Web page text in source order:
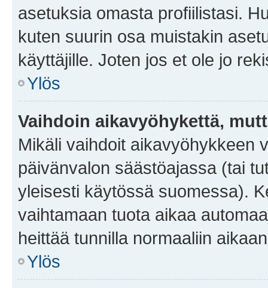
asetuksia omasta profiilistasi.
kuten suurin osa muistakin
käyttäjille. Joten jos et ole jo
Ylös
Vaihdoin aikavyöhykettä,
Mikäli vaihdoit aikavyöhykkeen
päivänvalon säästöajassa (tai
yleisesti käytössä suomessa).
vaihtamaan tuota aikaa
heittää tunnilla normaaliin
Ylös